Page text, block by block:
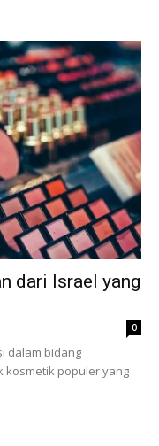
dari Israel yang
0
dalam bidang
kosmetik populer yang